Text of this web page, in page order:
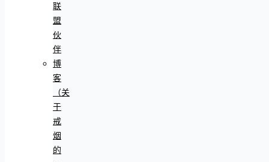
联
盟
伙
伴
博
客
（关
于
戒
烟
的